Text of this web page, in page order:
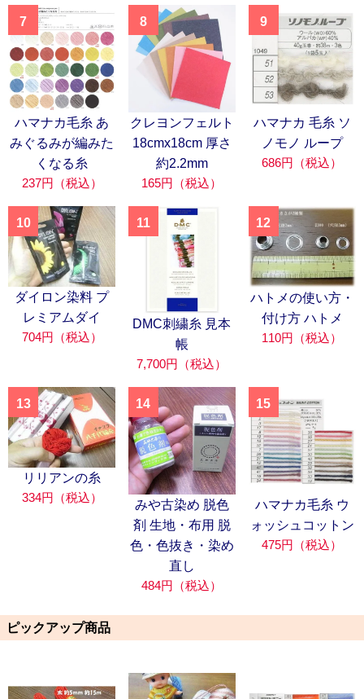
7
ハマナカ毛糸 あ
みぐるみが編みた
くなる糸
237円（税込）
8
クレヨンフェルト
18cmx18cm 厚さ
約2.2mm
165円（税込）
9
ハマナカ 毛糸 ソ
ノモノ ループ
686円（税込）
10
ダイロン染料 プ
レミアムダイ
704円（税込）
11
DMC刺繍糸 見本
帳
7,700円（税込）
12
ハトメの使い方・
付け方 ハトメ
110円（税込）
13
リリアンの糸
334円（税込）
14
みや古染め 脱色
剤 生地・布用 脱
色・色抜き・染め
直し
484円（税込）
15
ハマナカ毛糸 ウ
ォッシュコットン
475円（税込）
ピックアップ商品